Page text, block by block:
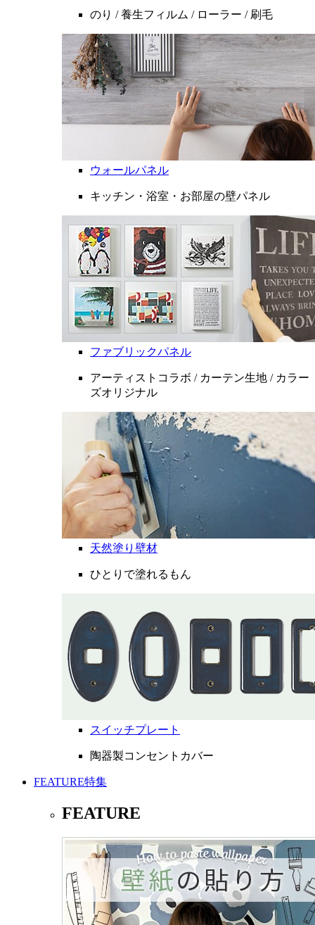
のり / 養生フィルム / ローラー / 刷毛
ウォールパネル
キッチン・浴室・お部屋の壁パネル
ファブリックパネル
アーティストコラボ / カーテン生地 / カラー
ズオリジナル
天然塗り壁材
ひとりで塗れるもん
スイッチプレート
陶器製コンセントカバー
FEATURE特集
FEATURE